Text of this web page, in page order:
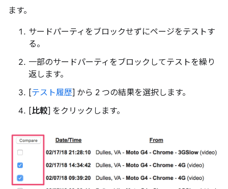
ます。
サードパーティをブロックせずにページをテストす
る。
一部のサードパーティをブロックしてテストを繰り
返します。
[テスト履歴] から 2 つの結果を選択します。
[比較] をクリックします。